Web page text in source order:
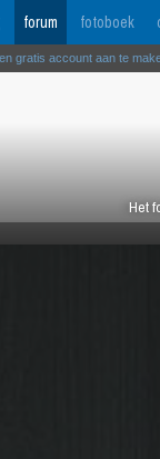
forum fotoboek
Het
gratis account aan te